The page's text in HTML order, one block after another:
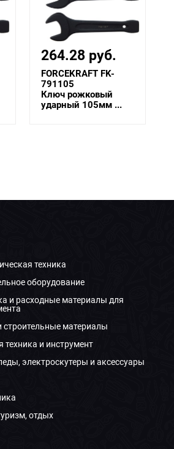
264.28 руб.
FORCEKRAFT FK-
791105
Ключ рожковый
ударный 105мм ...
техника
оборудование
и расходные материалы для
строительные материалы
техника и инструмент
электроскутеры и аксессуары
отдых